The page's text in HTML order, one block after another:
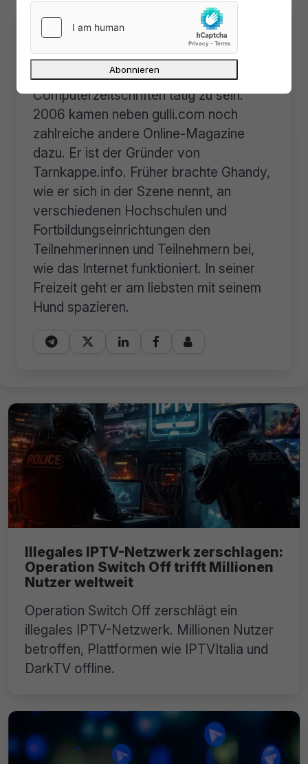
ÜberLars Sobiraj
Lars Sobiraj fing im Jahr 2000 an, als
Quereinsteiger für verschiedene
Computerzeitschriften tätig zu sein.
2006 kamen neben gulli.com noch
zahlreiche andere Online-Magazine
dazu. Er ist der Gründer von
Tarnkappe.info. Früher brachte Ghandy,
wie er sich in der Szene nennt, an
verschiedenen Hochschulen und
Fortbildungseinrichtungen den
Teilnehmerinnen und Teilnehmern bei,
wie das Internet funktioniert. In seiner
Freizeit geht er am liebsten mit seinem
Hund spazieren.
    
Illegales IPTV-Netzwerk zerschlagen:
Operation Switch Off trifft Millionen
Nutzer weltweit
Operation Switch Off zerschlägt ein
illegales IPTV-Netzwerk. Millionen Nutzer
betroffen, Plattformen wie IPTVItalia und
DarkTV offline.